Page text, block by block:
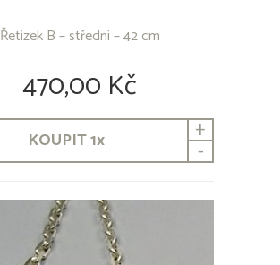
Řetízek B – střední – 42 cm
470,00 Kč
KOUPIT1x +
-